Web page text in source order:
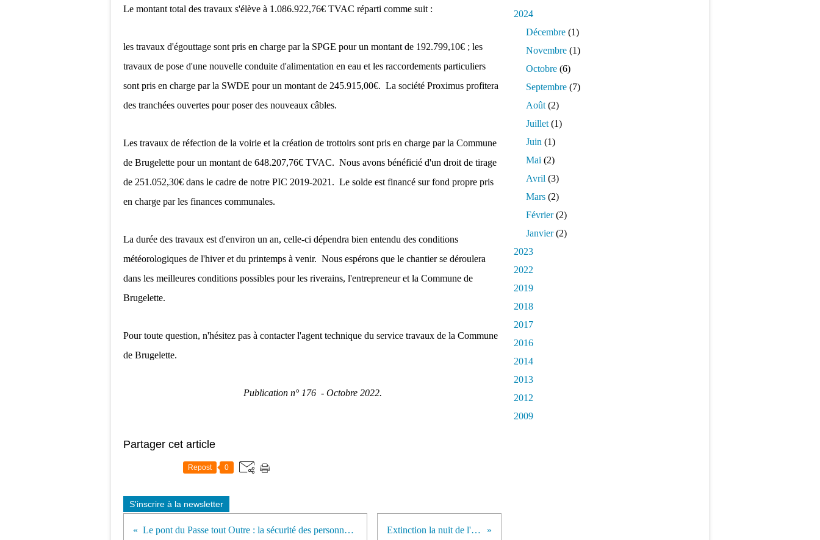
Le montant total des travaux s'élève à 1.086.922,76€ TVAC réparti comme suit :
les travaux d'égouttage sont pris en charge par la SPGE pour un montant de 192.799,10€ ; les
travaux de pose d'une nouvelle conduite d'alimentation en eau et les raccordements particuliers
sont pris en charge par la SWDE pour un montant de 245.915,00€. La société Proximus profitera
des tranchées ouvertes pour poser des nouveaux câbles.
Les travaux de réfection de la voirie et la création de trottoirs sont pris en charge par la Commune
de Brugelette pour un montant de 648.207,76€ TVAC. Nous avons bénéficié d'un droit de tirage
de 251.052,30€ dans le cadre de notre PIC 2019-2021. Le solde est financé sur fond propre pris
en charge par les finances communales.
La durée des travaux est d'environ un an, celle-ci dépendra bien entendu des conditions
météorologiques de l'hiver et du printemps à venir. Nous espérons que le chantier se déroulera
dans les meilleures conditions possibles pour les riverains, l'entrepreneur et la Commune de
Brugelette.
Pour toute question, n'hésitez pas à contacter l'agent technique du service travaux de la Commune
de Brugelette.
Publication n° 176 - Octobre 2022.
Partager cet article
Repost 0
S'inscrire à la newsletter
Le pont du Passe tout Outre : la sécurité des personnes et la protection du patrimoine. Extinction la nuit de l'éclairage public.
2024
Décembre (1)
Novembre (1)
Octobre (6)
Septembre (7)
Août (2)
Juillet (1)
Juin (1)
Mai (2)
Avril (3)
Mars (2)
Février(2)
Janvier(2)
2023
2022
2019
2018
2017
2016
2014
2013
2012
2009